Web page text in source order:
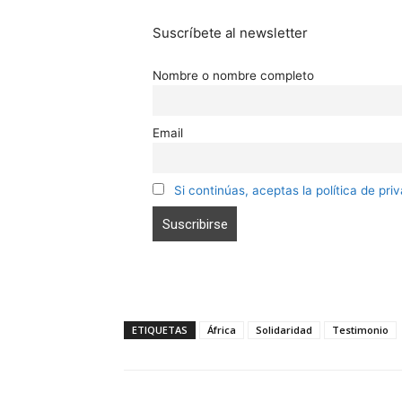
Suscríbete al newsletter
Nombre o nombre completo
Email
Si continúas, aceptas la política de
ETIQUETAS África Solidaridad Testimonio